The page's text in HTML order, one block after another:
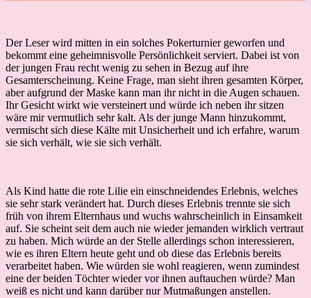
Der Leser wird mitten in ein solches Pokerturnier geworfen und
bekommt eine geheimnisvolle Persönlichkeit serviert. Dabei ist von
der jungen Frau recht wenig zu sehen in Bezug auf ihre
Gesamterscheinung. Keine Frage, man sieht ihren gesamten Körper,
aber aufgrund der Maske kann man ihr nicht in die Augen schauen.
Ihr Gesicht wirkt wie versteinert und würde ich neben ihr sitzen
wäre mir vermutlich sehr kalt. Als der junge Mann hinzukommt,
vermischt sich diese Kälte mit Unsicherheit und ich erfahre, warum
sie sich verhält, wie sie sich verhält.
Als Kind hatte die rote Lilie ein einschneidendes Erlebnis, welches
sie sehr stark verändert hat. Durch dieses Erlebnis trennte sie sich
früh von ihrem Elternhaus und wuchs wahrscheinlich in Einsamkeit
auf. Sie scheint seit dem auch nie wieder jemanden wirklich vertraut
zu haben. Mich würde an der Stelle allerdings schon interessieren,
wie es ihren Eltern heute geht und ob diese das Erlebnis bereits
verarbeitet haben. Wie würden sie wohl reagieren, wenn zumindest
eine der beiden Töchter wieder vor ihnen auftauchen würde? Man
weiß es nicht und kann darüber nur Mutmaßungen anstellen.